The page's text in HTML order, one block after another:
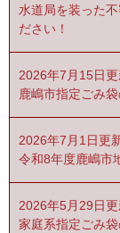
水道局を装った
ださい！
2026年7月15日
鹿嶋市指定ごみ
2026年7月1日更
令和8年度鹿嶋市
2026年5月29日
家庭系指定ごみ